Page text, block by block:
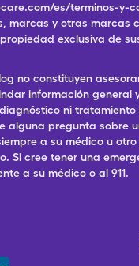
es/terminos-y-
marcas y otras marcas
exclusiva de
no constituyen
información general
ni tratamiento
alguna pregunta sobre
a su médico u
Si cree tener una
a su médico o al 911.